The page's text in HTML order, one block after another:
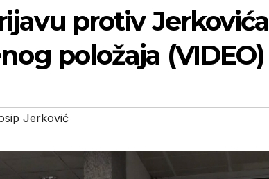
protiv Jerkovića
položaja (VIDEO)
Jerković